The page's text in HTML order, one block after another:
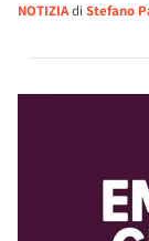
NOTIZIAdi Stefano